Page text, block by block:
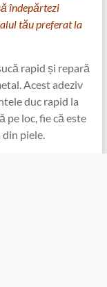
îndepărtezi
tău preferat la
rapid și repară
Acest adeziv
duc rapid la
pe loc, fie că este
din piele.